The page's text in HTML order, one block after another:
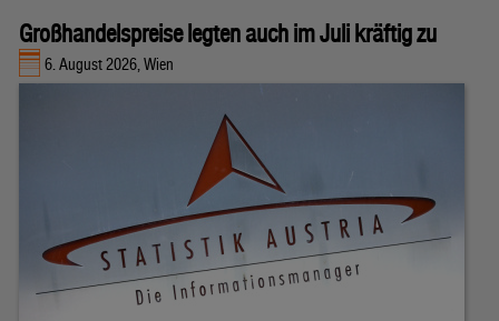
Großhandelspreise legten auch im Juli kräftig zu
6. August 2026, Wien